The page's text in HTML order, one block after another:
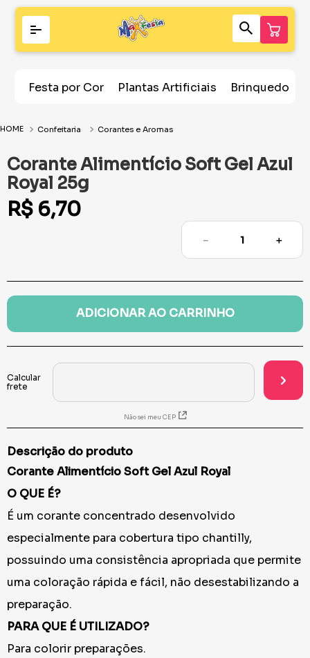
Festa por Cor Plantas Artificiais Brinquedos
Confeitaria Corantes e Aromas
Corante Alimentício Soft Gel Azul
Royal 25g
R$ 6,70
＋
－
ADICIONAR AO CARRINHO
Não sei meu CEP
Descrição do produto
Corante Alimentício Soft Gel Azul Royal
O QUE É?
É um corante concentrado desenvolvido
especialmente para cobertura tipo chantilly,
possuindo uma consistência apropriada que permite
uma coloração rápida e fácil, não desestabilizando a
preparação.
PARA QUE É UTILIZADO?
Para colorir preparações.